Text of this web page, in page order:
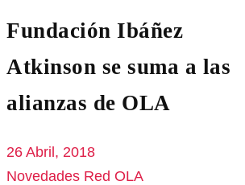
Fundación Ibáñez
Atkinson se suma a las
alianzas de OLA
26 Abril, 2018
Novedades Red OLA